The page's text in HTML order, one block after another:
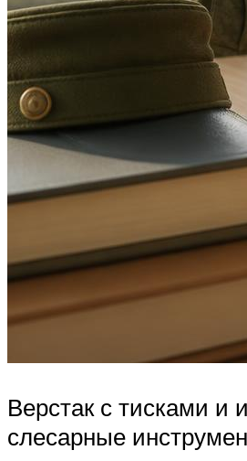
Верстак с тисками и
слесарные